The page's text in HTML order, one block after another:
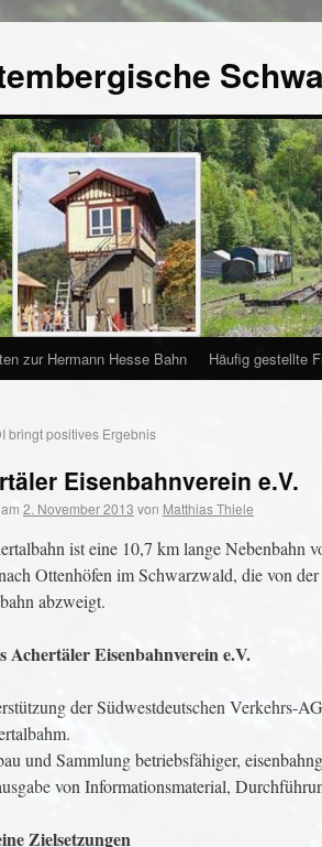
zur Hermann Hesse Bahn Häufig gestellte
bringt positives Ergebnis
Eisenbahnverein e.V.
2. November 2013 von Matthias Thiele
ist eine 10,7 km lange Nebenbahn
Ottenhöfen im Schwarzwald, die von der
abzweigt.
Achertäler Eisenbahnverein e.V.
der Südwestdeutschen Verkehrs-
und Sammlung betriebsfähiger,
von Informationsmaterial,
Zielsetzungen